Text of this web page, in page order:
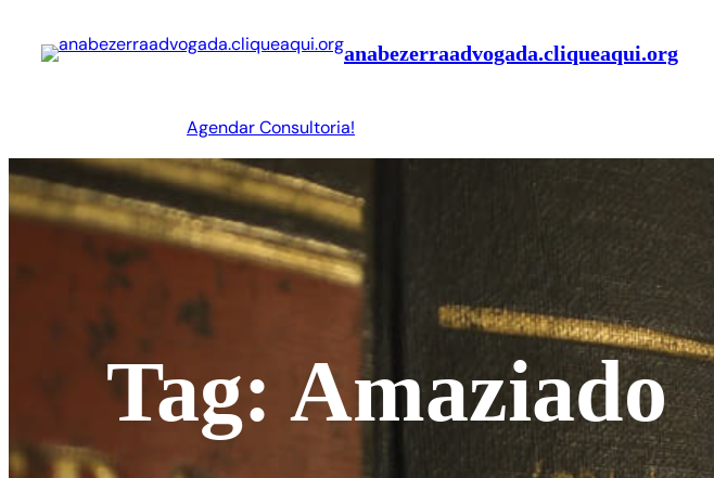
para
anabezerraadvogada.cliqueaqui.org
Agendar Consultoria!
Tag: Amaziado